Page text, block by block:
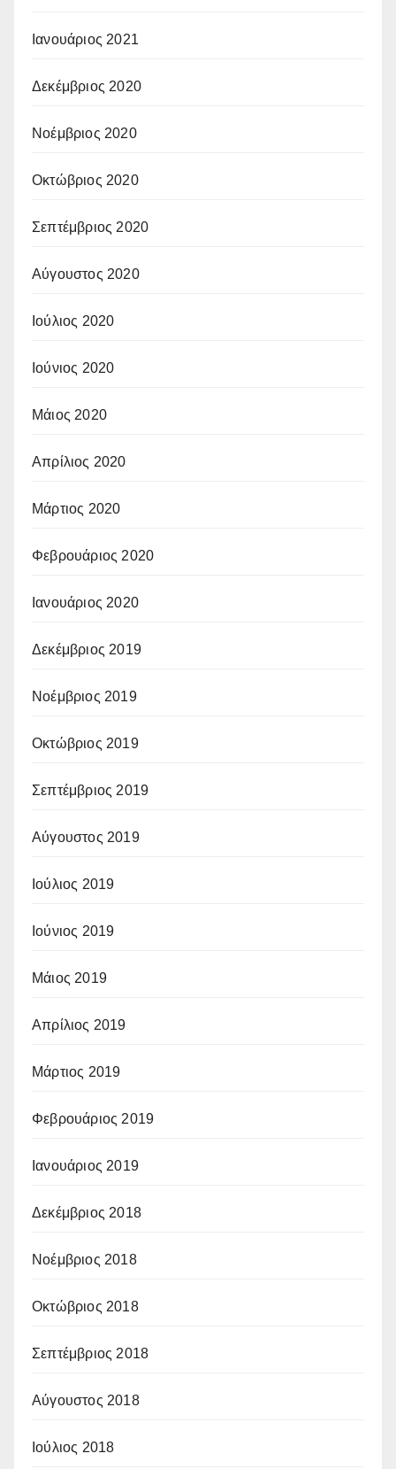
Ιανουάριος 2021
Δεκέμβριος 2020
Νοέμβριος 2020
Οκτώβριος 2020
Σεπτέμβριος 2020
Αύγουστος 2020
Ιούλιος 2020
Ιούνιος 2020
Μάιος 2020
Απρίλιος 2020
Μάρτιος 2020
Φεβρουάριος 2020
Ιανουάριος 2020
Δεκέμβριος 2019
Νοέμβριος 2019
Οκτώβριος 2019
Σεπτέμβριος 2019
Αύγουστος 2019
Ιούλιος 2019
Ιούνιος 2019
Μάιος 2019
Απρίλιος 2019
Μάρτιος 2019
Φεβρουάριος 2019
Ιανουάριος 2019
Δεκέμβριος 2018
Νοέμβριος 2018
Οκτώβριος 2018
Σεπτέμβριος 2018
Αύγουστος 2018
Ιούλιος 2018